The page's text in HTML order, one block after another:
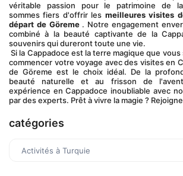
véritable passion pour le patrimoine de
sommes fiers d'offrir les meilleures visites
départ de Göreme . Notre engagement
combiné à la beauté captivante de la
souvenirs qui dureront toute une vie.
Si la Cappadoce est la terre magique que vous souhaitez découvrir,
commencer votre voyage avec des visites en
de Göreme est le choix idéal. De la
beauté naturelle et au frisson de
expérience en Cappadoce inoubliable avec
par des experts. Prêt à vivre la magie ?
catégories
Activités à Turquie